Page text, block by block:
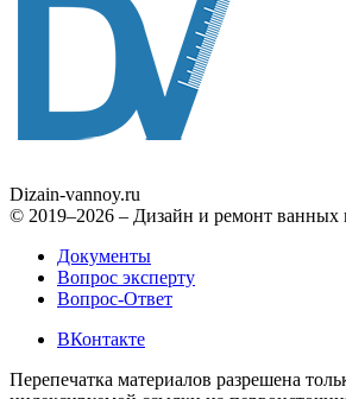
Dizain-vannoy.ru
© 2019–2026 – Дизайн и ремонт ванных
Документы
Вопрос эксперту
Вопрос-Ответ
ВКонтакте
Перепечатка материалов разрешена